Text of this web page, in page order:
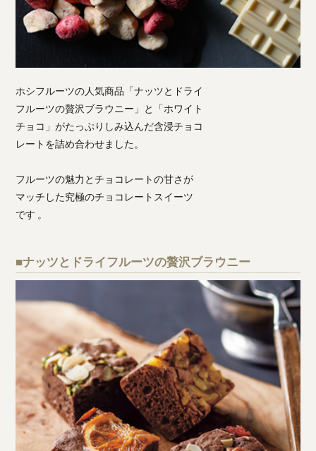
ホシフルーツの人気商品「ナッツとドライ
フルーツの贅沢ブラウニー」と「ホワイト
チョコ」がたっぷりしみ込んだ含浸チョコ
レートを詰め合わせました。
フルーツの魅力とチョコレートの甘さが
マッチした究極のチョコレートスイーツ
です 。
■ナッツとドライフルーツの贅沢ブラウニー